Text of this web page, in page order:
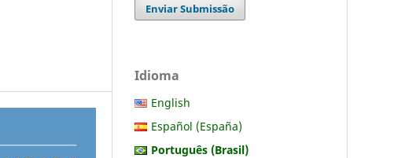
Enviar Submissão
Idioma
English
Español (España)
Português (Brasil)